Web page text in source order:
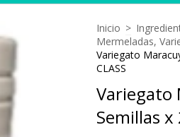
Inicio >
Mermeladas,
Variegato
CLASS
Variegato
Semillas x